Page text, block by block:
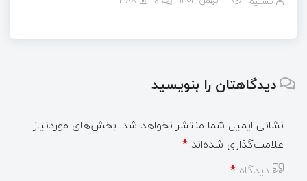
دیدگاهتان را بنویسید
نشانی ایمیل شما منتشر نخواهد شد. بخش‌های موردنیاز
علامت‌گذاری شده‌اند *
دیدگاه *